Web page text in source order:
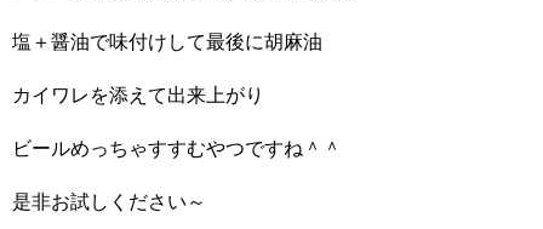
塩＋醤油で味付けして最後に胡麻油
カイワレを添えて出来上がり
ビールめっちゃすすむやつですね＾＾
是非お試しください～